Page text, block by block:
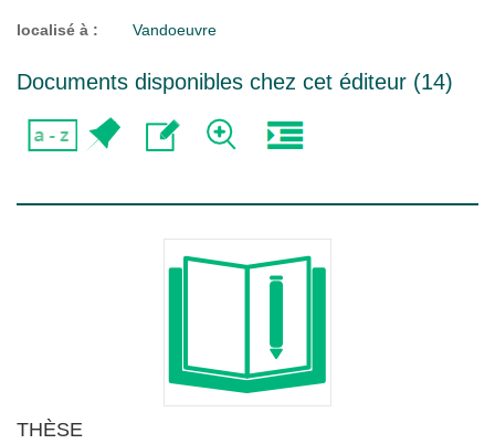
localisé à : Vandoeuvre
Documents disponibles chez cet éditeur (14)
THÈSE